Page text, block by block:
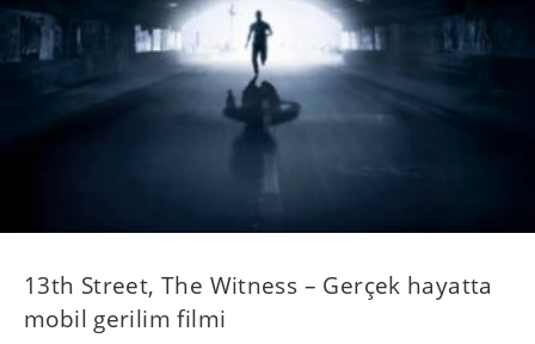
13th Street, The Witness – Gerçek hayatta
mobil gerilim filmi